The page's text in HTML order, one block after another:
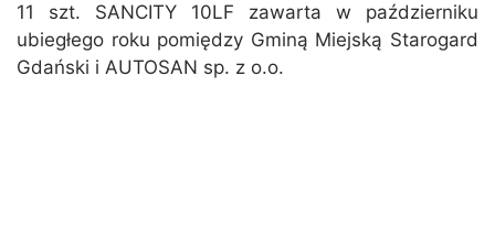
11 szt. SANCITY 10LF zawarta w październiku
ubiegłego roku pomiędzy Gminą Miejską Starogard
Gdański i AUTOSAN sp. z o.o.